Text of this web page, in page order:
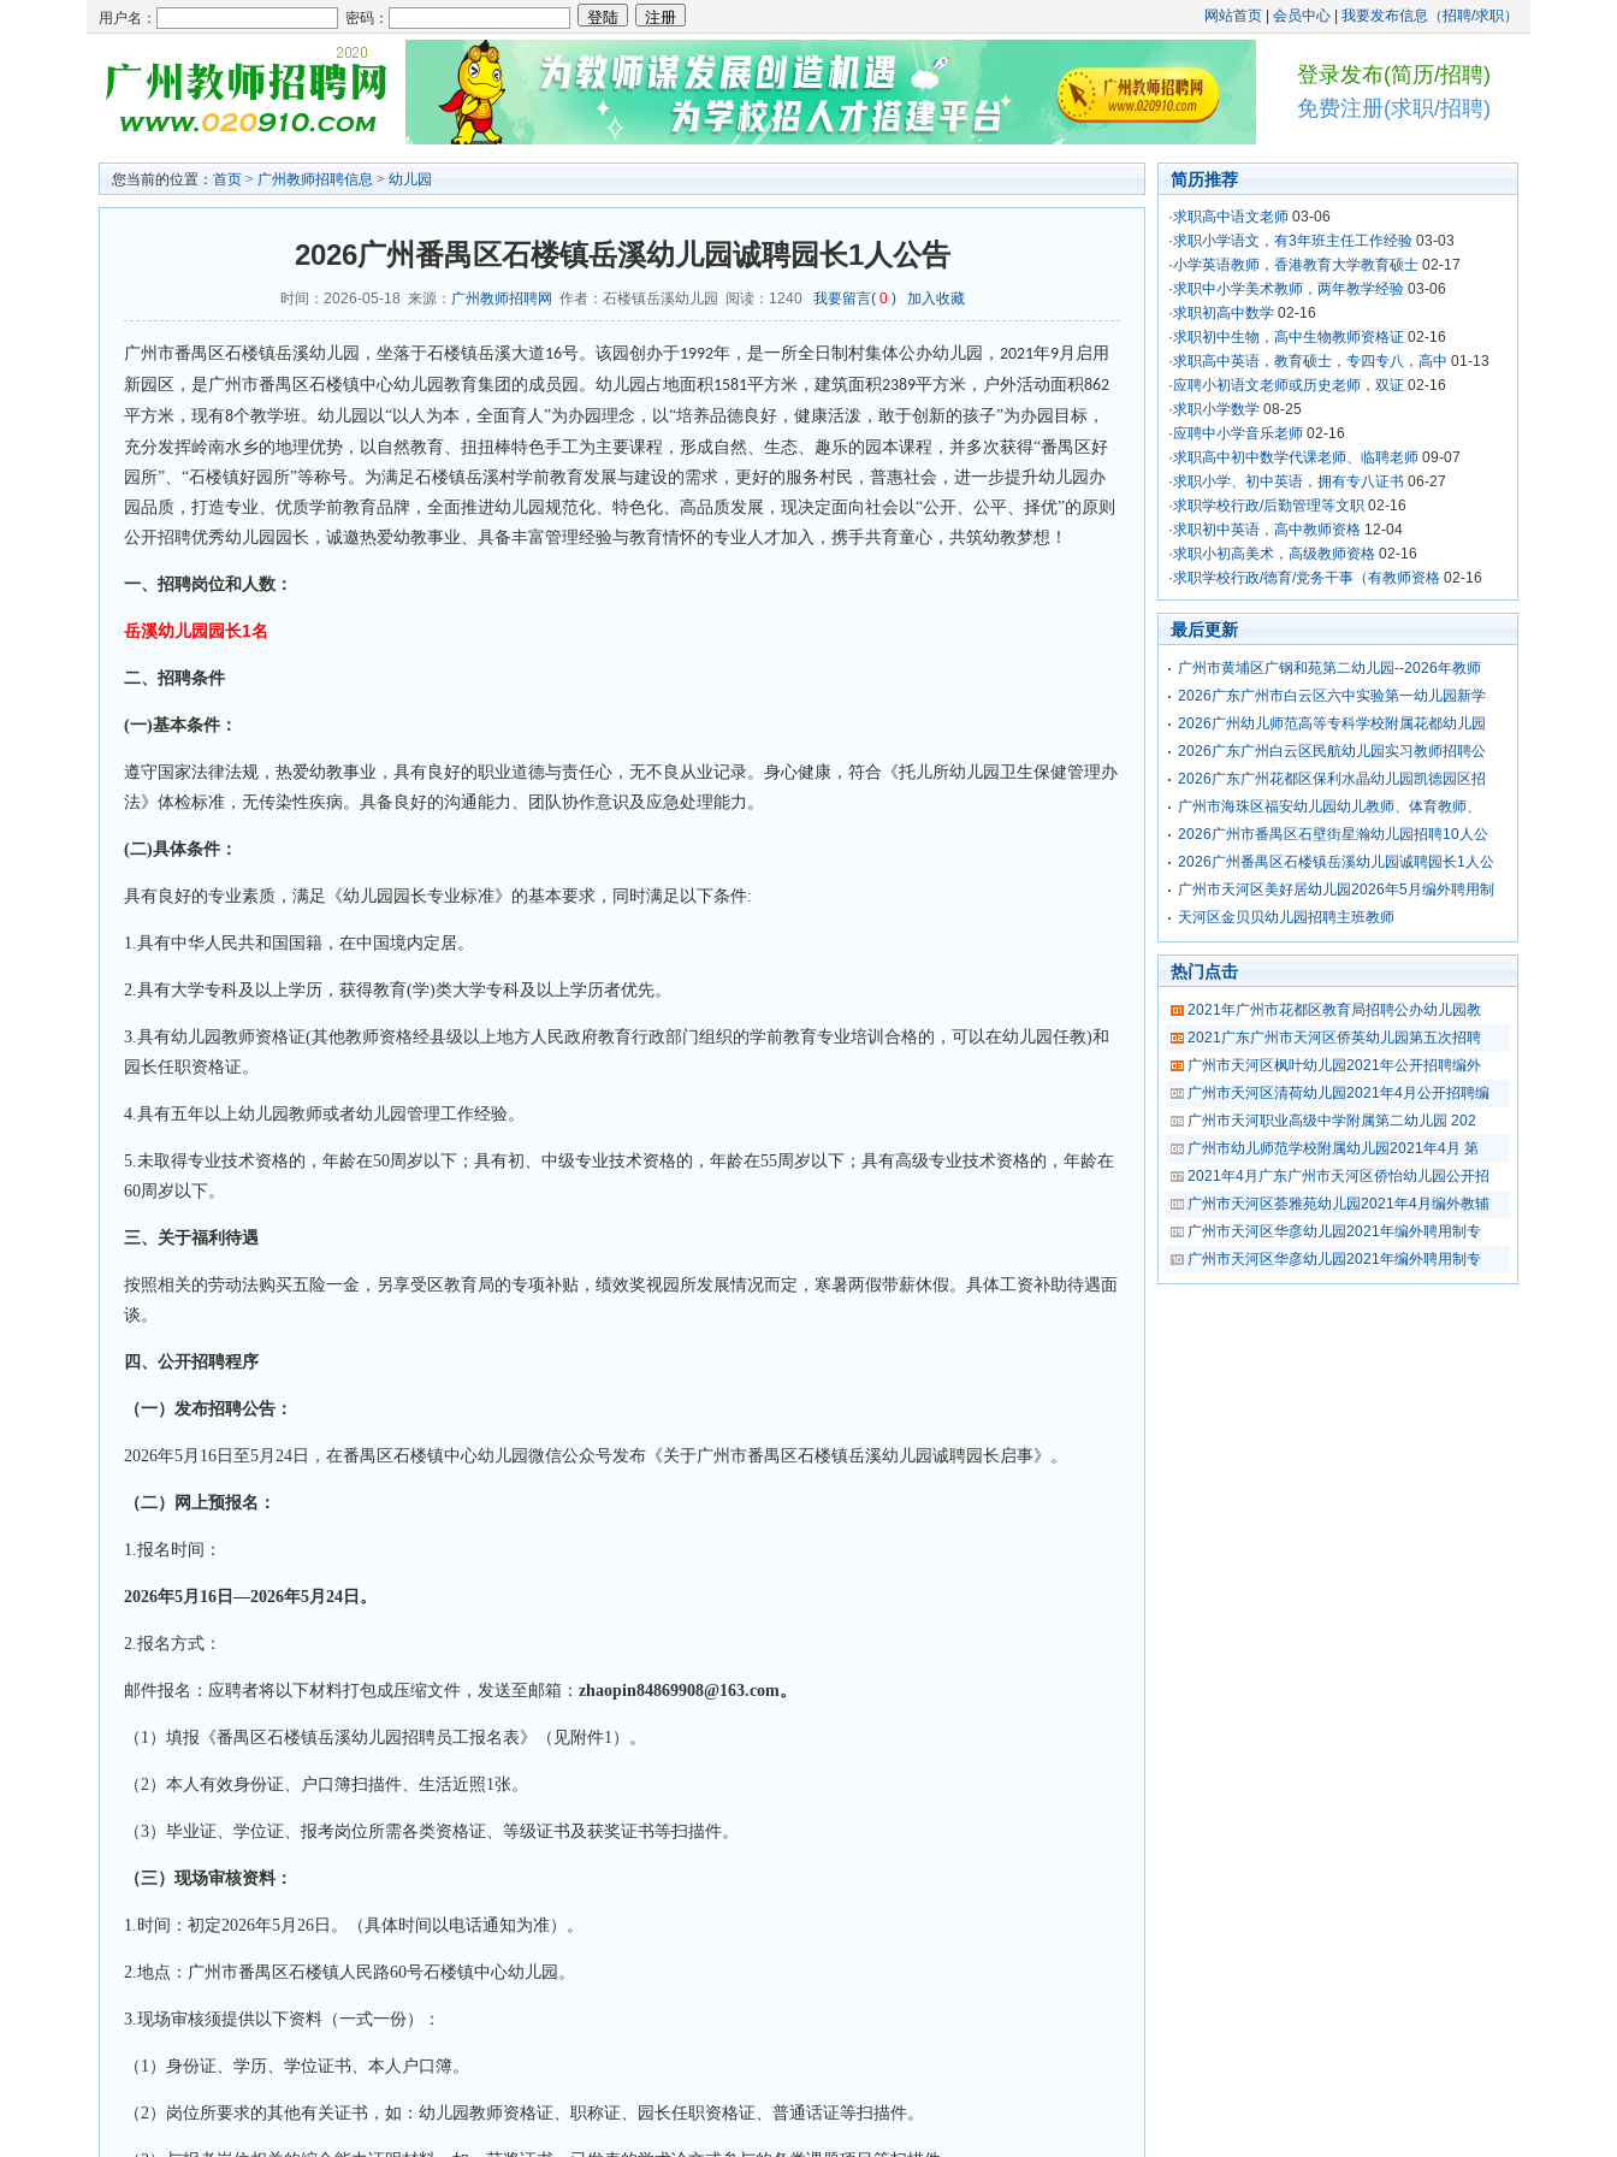
用户名： 密码： 网站首页 会员中心 我要发布信息（招聘/求职）
登录发布(简历/招聘)
免费注册(求职/招聘)
您当前的位置： 首页 > 广州教师招聘信息 > 幼儿园
2026广州番禺区石楼镇岳溪幼儿园诚聘园长1人公告
时间：2026-05-18 来源： 广州教师招聘网 作者：石楼镇岳溪幼儿园 阅读： 1240 我要留言( 0) 加入收藏
广州市番禺区石楼镇岳溪幼儿园，坐落于石楼镇岳溪大道16号。该园创办于1992年，是一所全日制村集体公办幼儿园， 2021年9月启用
新园区，是广州市番禺区石楼镇中心幼儿园教育集团的成员园。幼儿园占地面积1581平方米，建筑面积2389平方米，户外活动面积862
平方米，现有8个教学班。幼儿园以“以人为本，全面育人”为办园理念，以“培养品德良好，健康活泼，敢于创新的孩子”为办园目标，
充分发挥岭南水乡的地理优势，以自然教育、扭扭棒特色手工为主要课程，形成自然、生态、趣乐的园本课程，并多次获得“番禺区好
园所”、“石楼镇好园所”等称号。为满足石楼镇岳溪村学前教育发展与建设的需求，更好的服务村民，普惠社会，进一步提升幼儿园办
园品质，打造专业、优质学前教育品牌，全面推进幼儿园规范化、特色化、高品质发展，现决定面向社会以“公开、公平、择优”的原则
公开招聘优秀幼儿园园长，诚邀热爱幼教事业、具备丰富管理经验与教育情怀的专业人才加入，携手共育童心，共筑幼教梦想！
一、招聘岗位和人数：
岳溪幼儿园园长1名
二、招聘条件
(一)基本条件 ：
遵守国家法律法规，热爱幼教事业，具有良好的职业道德与责任心，无不良从业记录。身心健康，符合《托儿所幼儿园卫生保健管理办
法》体检标准，无传染性疾病。具备良好的沟通能力、团队协作意识及应急处理能力。
(二)具体条件 ：
具有良好的专业素质，满足《幼儿园园长专业标准》的基本要求 ， 同时满足以下条件:
1.具有中华人民共和国国籍，在中国境内定居。
2.具有大学专科及以上学历，获得教育(学)类大学专科及以上学历者优先。
3.具有幼儿园教师资格证(其他教师资格经县级以上地方人民政府教育行政部门组织的学前教育专业培训合格的，可以在幼儿园任教)和
园长任职资格证。
4.具有五年以上幼儿园教师或者幼儿园管理工作经验。
5.未取得专业技术资格的，年龄在50周岁以下 ； 具有初、中级专业技术资格的，年龄在55周岁以下 ； 具有高级专业技术资格的，年龄在
60周岁以下。
三、关于福利待遇
按照相关的劳动法购买五险一金，另享受区教育局的专项补贴 ，绩效奖视园所发展情况而定，寒暑两假带薪休假。具体工资补助待遇面
谈。
四、公开招聘程序
（一）发布招聘公告 ：
2026年5月16日至5月24日，在番禺区石楼镇中心幼儿园微信公众号发布《关于广州市番禺区石楼镇岳溪幼儿园诚聘园长启事》。
（二）网上预报名 ：
1.报名时间：
2026年5月16日—2026年5月24日。
2.报名方式：
邮件报名：应聘者将以下材料打包成压缩文件，发送至邮箱： zhaopin84869908@163.com。
（ 1）填报《番禺区石楼镇岳溪幼儿园招聘员工报名表》（见附件1）。
（2）本人有效身份证、户口簿扫描件、生活近照1张。
（3）毕业证、学位证、报考岗位所需各类资格证、 等级证书及获奖证书等扫描件。
（三）现场审核资料 ：
1.时间：初定2026年5月 26 日。（具体时间以电话通知为准）。
2.地点： 广州市番禺区石楼镇人民路60号石楼镇中心幼儿园 。
3.现场审核须提供以下资料（一式一份）：
（ 1）身份证、学历、学位证书、本人户口簿。
（2）岗位所要求的其他有关证书，如：幼儿园教师资格证、职称证、园长任职资格证、普通话证等扫描件。
简历推荐
·求职高中语文老师 03-06
·求职小学语文，有3年班主任工作经验 03-03
·小学英语教师，香港教育大学教育硕士 02-17
·求职中小学美术教师，两年教学经验 03-06
·求职初高中数学 02-16
·求职初中生物，高中生物教师资格证 02-16
·求职高中英语，教育硕士，专四专八，高中 01-13
·应聘小初语文老师或历史老师，双证 02-16
·求职小学数学 08-25
·应聘中小学音乐老师 02-16
·求职高中初中数学代课老师、临聘老师 09-07
·求职小学、初中英语，拥有专八证书 06-27
·求职学校行政/后勤管理等文职 02-16
·求职初中英语，高中教师资格 12-04
·求职小初高美术，高级教师资格 02-16
·求职学校行政/德育/党务干事（有教师资格 02-16
最后更新
广州市黄埔区广钢和苑第二幼儿园--2026年教师
2026广东广州市白云区六中实验第一幼儿园新学
2026广州幼儿师范高等专科学校附属花都幼儿园
2026广东广州白云区民航幼儿园实习教师招聘公
2026广东广州花都区保利水晶幼儿园凯德园区招
广州市海珠区福安幼儿园幼儿教师、体育教师、
2026广州市番禺区石壁街星瀚幼儿园招聘10人公
2026广州番禺区石楼镇岳溪幼儿园诚聘园长1人公
广州市天河区美好居幼儿园2026年5月编外聘用制
天河区金贝贝幼儿园招聘主班教师
热门点击
2021年广州市花都区教育局招聘公办幼儿园教
2021广东广州市天河区侨英幼儿园第五次招聘
广州市天河区枫叶幼儿园2021年公开招聘编外
广州市天河区清荷幼儿园2021年4月公开招聘编
广州市天河职业高级中学附属第二幼儿园 202
广州市幼儿师范学校附属幼儿园2021年4月 第
2021年4月广东广州市天河区侨怡幼儿园公开招
广州市天河区荟雅苑幼儿园2021年4月编外教辅
广州市天河区华彦幼儿园2021年编外聘用制专
广州市天河区华彦幼儿园2021年编外聘用制专